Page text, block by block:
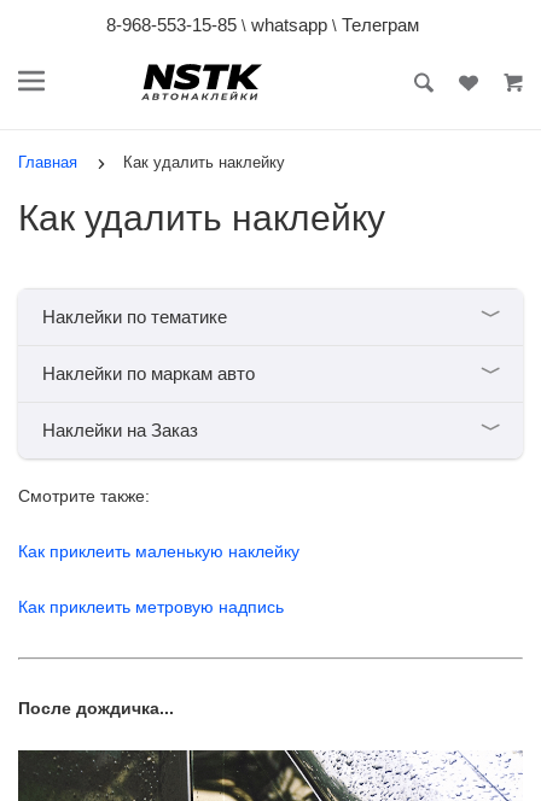
8-968-553-15-85 \ whatsapp\ Телеграм
Главная Как удалить наклейку
Как удалить наклейку
Наклейки по тематике ﹀
Наклейки по маркам авто ﹀
Наклейки на Заказ ﹀
Смотрите также:
Как приклеить маленькую наклейку
Как приклеить метровую надпись
После дождичка...